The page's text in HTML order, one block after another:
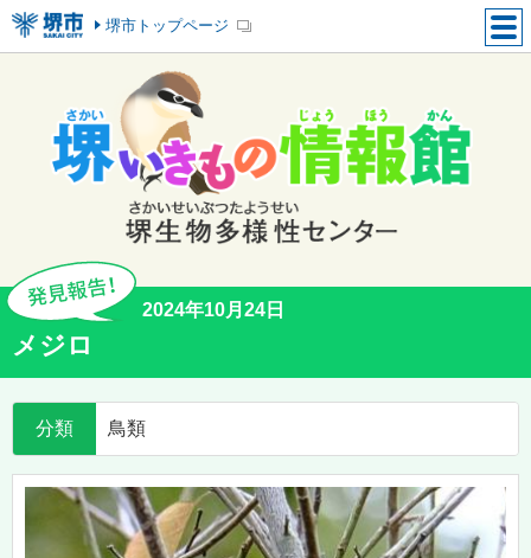
堺市トップページ
2024年10月24日
メジロ
分類 鳥類